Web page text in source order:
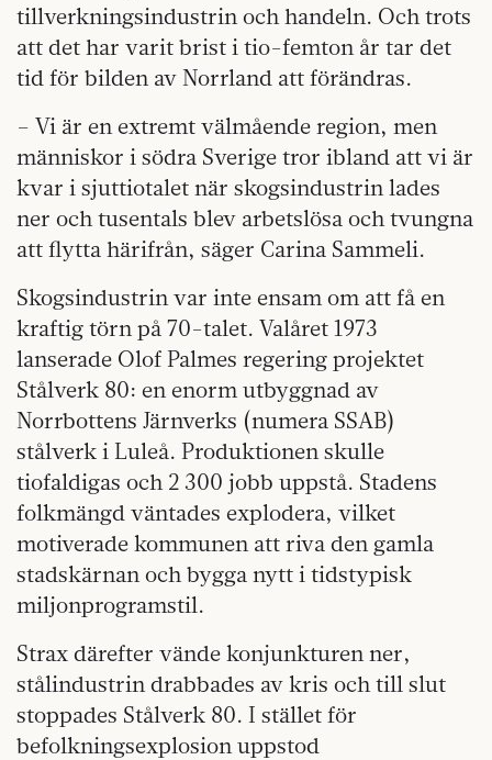
tillverkningsindustrin och handeln. Och trots
att det har varit brist i tio-femton år tar det
tid för bilden av Norrland att förändras.
– Vi är en extremt välmående region, men
människor i södra Sverige tror ibland att vi är
kvar i sjuttiotalet när skogsindustrin lades
ner och tusentals blev arbetslösa och tvungna
att flytta härifrån, säger Carina Sammeli.
Skogsindustrin var inte ensam om att få en
kraftig törn på 70-talet. Valåret 1973
lanserade Olof Palmes regering projektet
Stålverk 80: en enorm utbyggnad av
Norrbottens Järnverks (numera SSAB)
stålverk i Luleå. Produktionen skulle
tiofaldigas och 2 300 jobb uppstå. Stadens
folkmängd väntades explodera, vilket
motiverade kommunen att riva den gamla
stadskärnan och bygga nytt i tidstypisk
miljonprogramstil.
Strax därefter vände konjunkturen ner,
stålindustrin drabbades av kris och till slut
stoppades Stålverk 80. I stället för
befolkningsexplosion uppstod